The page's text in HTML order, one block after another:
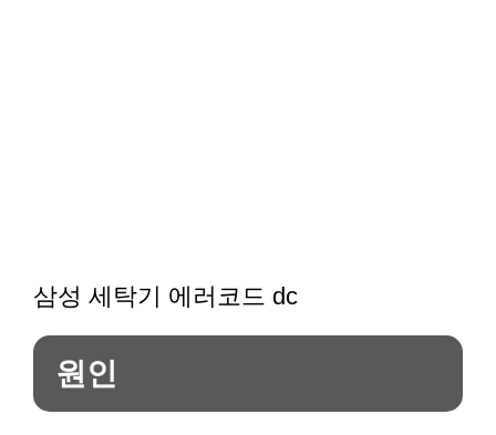
삼성 세탁기 에러코드 dc
원인